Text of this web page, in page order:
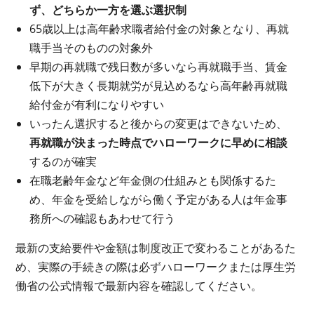
ず、どちらか一方を選ぶ選択制
65歳以上は高年齢求職者給付金の対象となり、再就
職手当そのものの対象外
早期の再就職で残日数が多いなら再就職手当、賃金
低下が大きく長期就労が見込めるなら高年齢再就職
給付金が有利になりやすい
いったん選択すると後からの変更はできないため、
再就職が決まった時点でハローワークに早めに相談
するのが確実
在職老齢年金など年金側の仕組みとも関係するた
め、年金を受給しながら働く予定がある人は年金事
務所への確認もあわせて行う
最新の支給要件や金額は制度改正で変わることがあるた
め、実際の手続きの際は必ずハローワークまたは厚生労
働省の公式情報で最新内容を確認してください。